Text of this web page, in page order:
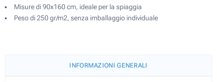
Misure di 90x160 cm, ideale per la spiaggia
Peso di 250 gr/m2, senza imballaggio individuale
INFORMAZIONI GENERALI